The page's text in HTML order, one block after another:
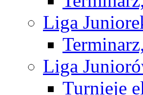
Liga
Liga
Turnieje